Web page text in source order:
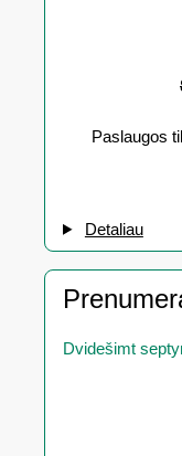
Paslaugos
Detaliau
Dvidešimt